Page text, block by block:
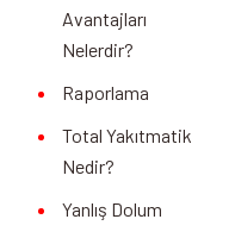
Avantajları
Nelerdir?
Raporlama
Total Yakıtmatik
Nedir?
Yanlış Dolum